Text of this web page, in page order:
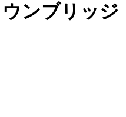
ンブリッジ